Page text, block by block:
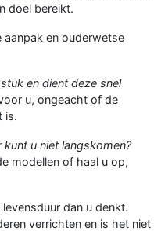
doel bereikt.
aanpak en ouderwetse
en dient deze snel
u, ongeacht of de
is.
u niet langskomen?
modellen of haal u op,
dan u denkt.
verrichten en is het niet